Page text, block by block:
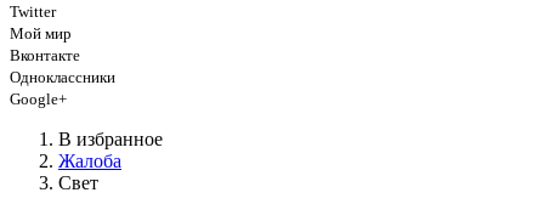
Twitter
Мой мир
Вконтакте
Одноклассники
Google+
В избранное
Жалоба
Свет